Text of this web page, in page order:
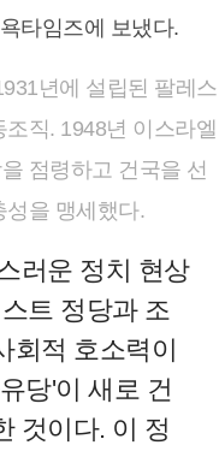
타임즈에 보냈다.
년에 설립된 팔레스
직. 1948년 이스라엘
점령하고 건국을 선
성을 맹세했다.
러운 정치 현상
트 정당과 조
회적 호소력이
당'이 새로 건
것이다. 이 정